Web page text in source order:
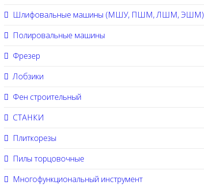
Шлифовальные машины (МШУ, ПШМ, ЛШМ, ЭШМ)
Полировальные машины
Фрезер
Лобзики
Фен строительный
СТАНКИ
Плиткорезы
Пилы торцовочные
Многофункциональный инструмент